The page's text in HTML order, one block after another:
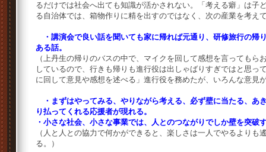
るだけでは社会へ出ても知識が活かされない。「考える癖」は子
る自治体では、箱物作りに精を出すのではなく、次の産業を考え
・講演会で良い話を聞いても家に帰れば元通り、研修旅行の帰
ある話。
（上丹生の帰りのバスの中で、マイクを回して感想を言っても
しているので、行きも帰りも進行役は出しゃばりすぎではと思っ
に回して意見や感想を述べる」進行役を務めたが、いろんな意
・まずはやってみる、やりながら考える、必ず壁に当たる、あ
り払ってくれる応援者が現れる。
・小さな社会、小さな事業では、人とのつながりでしか壁を突破
（人と人との協力で何かができると、楽しさは一人でやるより
る。）